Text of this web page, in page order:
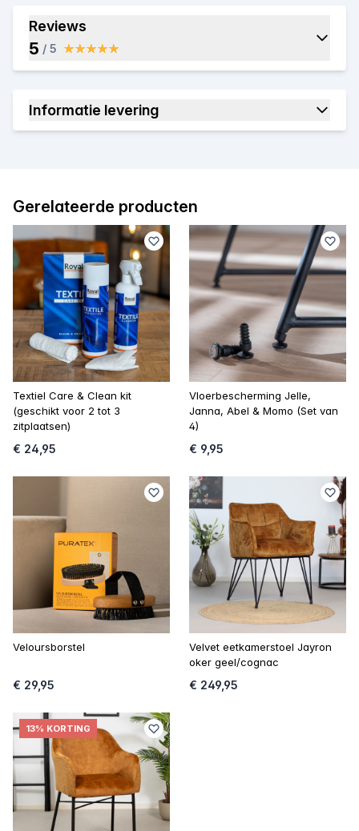
Reviews
5 / 5
Informatie levering
Gerelateerde producten
Textiel Care & Clean kit
(geschikt voor 2 tot 3
zitplaatsen)
€ 24,95
Vloerbescherming Jelle,
Janna, Abel & Momo (Set van
4)
€ 9,95
Veloursborstel
€ 29,95
Velvet eetkamerstoel Jayron
oker geel/cognac
€ 249,95
13% KORTING